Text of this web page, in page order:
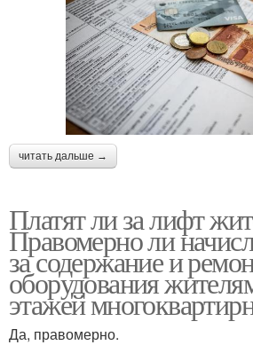
читать дальше →
Платят ли за лифт
Правомерно ли
за содержание и
оборудования
этажей
Да, правомерно.